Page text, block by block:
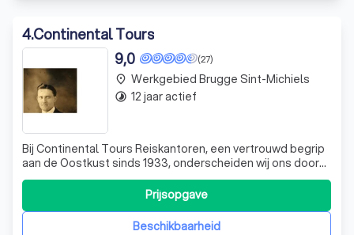
4.Continental Tours
(27)
9,0
Bij Continental Tours Reiskantoren, een vertrouwd begrip
aan de Oostkust sinds 1933, onderscheiden wij ons door
onze passie voor reizen en onze toewijding aan onze
klanten. Als een van de oudste zelfstandige reiskantoren
in Nederland, staan wij al 35 jaar onder leiding van de
derde generatie, ondersBeschikbaarheid
Prijsopgave
place Werkgebied Brugge Sint-Michiels
timelapse 12 jaar actief